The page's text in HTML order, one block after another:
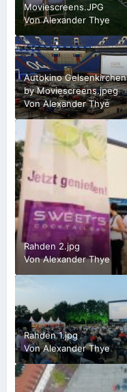
Moviescreens.JPG
VonAlexander Thye
Autokino Gelsenkirchen
by Moviescreens.jpeg
VonAlexander Thye
Rahden 2.jpg
VonAlexander Thye
Rahden 1.jpg
VonAlexander Thye